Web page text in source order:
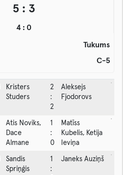
5 : 3
4 : 0
Tukums
C-5
Kristers
Studers
2
:
2
Aleksejs
Fjodorovs
Atis Noviks,
Dace
Almane
1
:
0
Matīss
Kubelis, Ketija
Ieviņa
Sandis
Spriņģis
1
:
Janeks Auziņš